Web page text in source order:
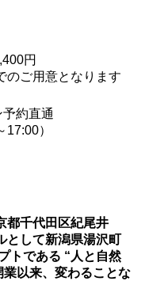
円
のご用意となります
約直通
）
都千代田区紀尾井
として新潟県湯沢町
トである “人と自然
以来、変わることな